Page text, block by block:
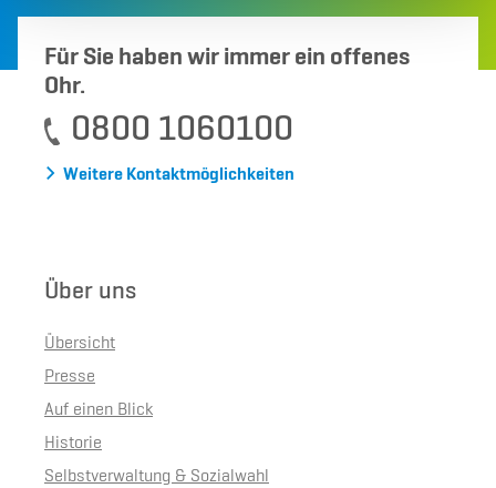
Für Sie haben wir immer ein offenes
Ohr.
0800 1060100
Weitere Kontaktmöglichkeiten
Über uns
Übersicht
Presse
Auf einen Blick
Historie
Selbstverwaltung & Sozialwahl